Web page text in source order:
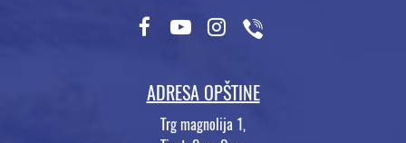
ADRESA OPŠTINE
Trg magnolija 1,